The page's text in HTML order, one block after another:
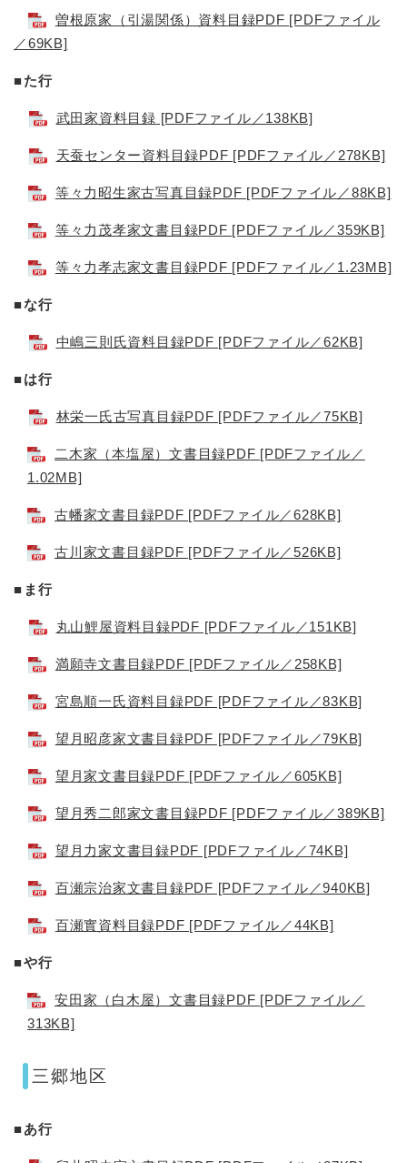
曽根原家（引湯関係）資料目録PDF [PDFファイル
／69KB]
■た行
武田家資料目録 [PDFファイル／138KB]
天蚕センター資料目録PDF [PDFファイル／278KB]
等々力昭生家古写真目録PDF [PDFファイル／88KB]
等々力茂孝家文書目録PDF [PDFファイル／359KB]
等々力孝志家文書目録PDF [PDFファイル／1.23MB]
■な行
中嶋三則氏資料目録PDF [PDFファイル／62KB]
■は行
林栄一氏古写真目録PDF [PDFファイル／75KB]
二木家（本塩屋）文書目録PDF [PDFファイル／
1.02MB]
古幡家文書目録PDF [PDFファイル／628KB]
古川家文書目録PDF [PDFファイル／526KB]
■ま行
丸山鯉屋資料目録PDF [PDFファイル／151KB]
満願寺文書目録PDF [PDFファイル／258KB]
宮島順一氏資料目録PDF [PDFファイル／83KB]
望月昭彦家文書目録PDF [PDFファイル／79KB]
望月家文書目録PDF [PDFファイル／605KB]
望月秀二郎家文書目録PDF [PDFファイル／389KB]
望月力家文書目録PDF [PDFファイル／74KB]
百瀬宗治家文書目録PDF [PDFファイル／940KB]
百瀬實資料目録PDF [PDFファイル／44KB]
■や行
安田家（白木屋）文書目録PDF [PDFファイル／
313KB]
三郷地区
■あ行